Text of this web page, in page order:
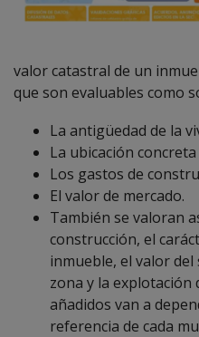
valor catastral de un
que son evaluables como
La antigüedad de la
La ubicación
Los gastos de
El valor de mercado.
También se valoran
construcción, el
inmueble, el valor
zona y la explotación
añadidos van a
referencia de cada